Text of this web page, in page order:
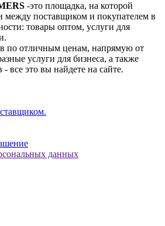
-это площадка, на которой
между поставщиком и покупателем в
товары оптом, услуги для
по отличным ценам, напрямую от
услуги для бизнеса, а также
все это вы найдете на сайте.
данных